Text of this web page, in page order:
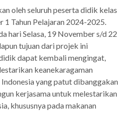
oleh seluruh peserta didik kelas
1 Tahun Pelajaran 2024-2025.
hari Selasa, 19 November s/d 22
tujuan dari projek ini
dapat kembali mengingat,
keanekaragaman
yang patut dibanggakan
kerjasama untuk melestarikan
khususnya pada makanan